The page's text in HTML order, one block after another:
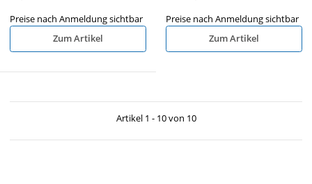
Preise nach Anmeldung sichtbar
Zum Artikel
Preise nach Anmeldung sichtbar
Zum Artikel
Artikel 1 - 10 von 10